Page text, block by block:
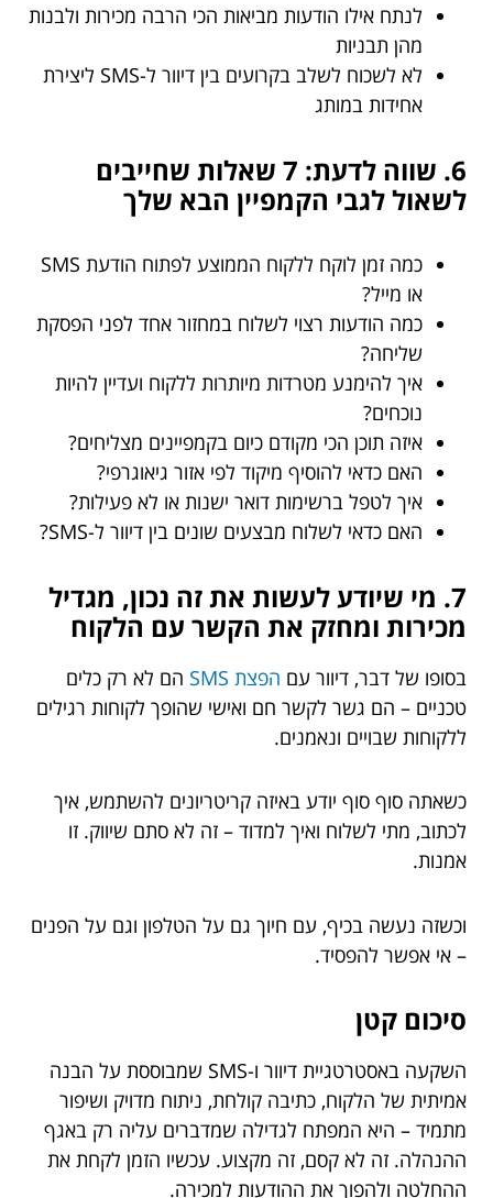
לנתח אילו הודעות מביאות הכי הרבה מכירות ולבנות
מהן תבניות
לא לשכוח לשלב בקרועים בין דיוור ל-SMS ליצירת
אחידות במותג
6. שווה לדעת: 7 שאלות שחייבים
לשאול לגבי הקמפיין הבא שלך
כמה זמן לוקח ללקוח הממוצע לפתוח הודעת SMS
או מייל?
כמה הודעות רצוי לשלוח במחזור אחד לפני הפסקת
שליחה?
איך להימנע מטרדות מיותרות ללקוח ועדיין להיות
נוכחים?
איזה תוכן הכי מקודם כיום בקמפיינים מצליחים?
האם כדאי להוסיף מיקוד לפי אזור גיאוגרפי?
איך לטפל ברשימות דואר ישנות או לא פעילות?
האם כדאי לשלוח מבצעים שונים בין דיוור ל-SMS?
7. מי שיודע לעשות את זה נכון, מגדיל
מכירות ומחזק את הקשר עם הלקוח
בסופו של דבר, דיוור עם הפצת SMS
הם לא רק כלים
טכניים – הם גשר לקשר חם ואישי שהופך לקוחות רגילים
ללקוחות שבויים ונאמנים.
כשאתה סוף סוף יודע באיזה קריטריונים להשתמש, איך
לכתוב, מתי לשלוח ואיך למדוד – זה לא סתם שיווק. זו
אמנות.
וכשזה נעשה בכיף, עם חיוך גם על הטלפון וגם על הפנים
– אי אפשר להפסיד.
סיכום קטן
השקעה באסטרטגיית דיוור ו-SMS שמבוססת על הבנה
אמיתית של הלקוח, כתיבה קולחת, ניתוח מדויק ושיפור
מתמיד – היא המפתח לגדילה שמדברים עליה רק באגף
ההנהלה. זה לא קסם, זה מקצוע. עכשיו הזמן לקחת את
ההחלטה ולהפוך את ההודעות למכירה.